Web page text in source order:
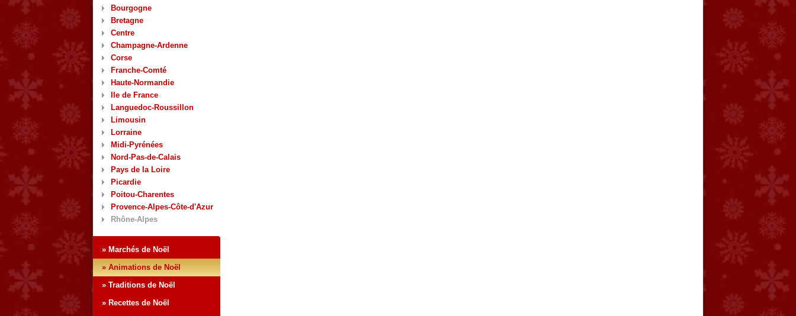
Bourgogne
Bretagne
Centre
Champagne-Ardenne
Corse
Franche-Comté
Haute-Normandie
Ile de France
Languedoc-Roussillon
Limousin
Lorraine
Midi-Pyrénées
Nord-Pas-de-Calais
Pays de la Loire
Picardie
Poitou-Charentes
Provence-Alpes-Côte-d'Azur
Rhône-Alpes
» Marchés de Noël
» Animations de Noël
» Traditions de Noël
» Recettes de Noël